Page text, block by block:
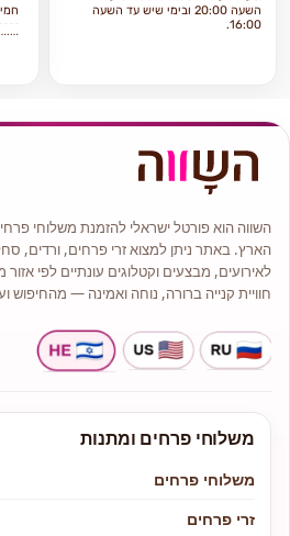
השעה 20:00 ובימי שיש עד השעה
16:00.
הפכה החנות ל"שם" ו"מותג" תוך
אם ברצונכם להזמין פרחים בנתיבות,
הגעתם למקום הנכון!
החנות בת אור פרחים מתמחה במתן
שמירה על איכות וטריות הפרחים,
כל זר או סידור יגיע עם שליח מנוסה
עד הבית תוך הקפדה על טריות
ושלמות הפרחים.
חיה הכהן 34 נתיבות.
השווה הוא פורטל ישראלי להזמנת משלוחי
הארץ. באתר ניתן למצוא זרי פרחים, ורדים,
לאירועים, מבצעים וקטלוגים עונתיים לפי
חוויית קנייה ברורה, נוחה ואמינה — מהחיפוש
משלוחי פרחים ומתנות
משלוחי פרחים
זרי פרחים